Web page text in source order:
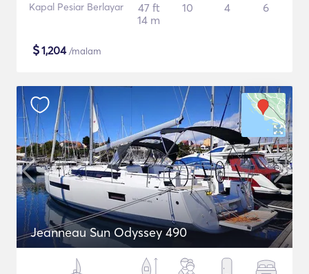
Kapal Pesiar Berlayar
47 ft
14 m
10 4 6
$1,204/malam
Jeanneau Sun Odyssey 490